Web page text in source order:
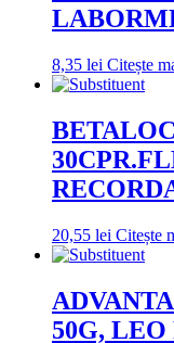
8,35 lei Citește
20,55 lei Citește
50G,